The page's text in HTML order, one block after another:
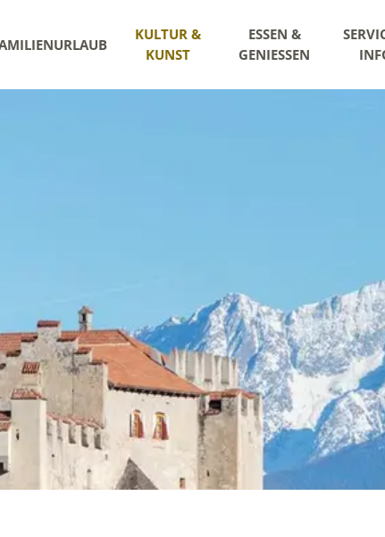
KULTUR &
KUNST
ESSEN &
GENIESSEN